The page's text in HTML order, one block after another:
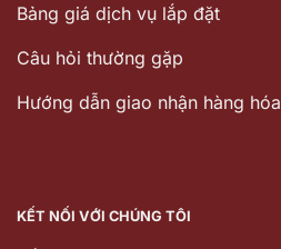
Bảng giá dịch vụ lắp đặt
Câu hỏi thường gặp
Hướng dẫn giao nhận hàng hóa
KẾT NỐI VỚI CHÚNG TÔI